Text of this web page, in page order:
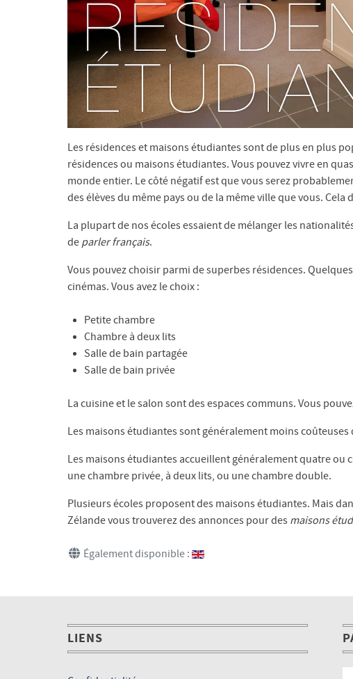
Les résidences et maisons étudiantes sont de plus en plus
résidences ou maisons étudiantes. Vous pouvez vivre en
monde entier. Le côté négatif est que vous serez
des élèves du même pays ou de la même ville que vous.
La plupart de nos écoles essaient de mélanger les
de parler français.
Vous pouvez choisir parmi de superbes résidences.
cinémas. Vous avez le choix :
Petite chambre
Chambre à deux lits
Salle de bain partagée
Salle de bain privée
La cuisine et le salon sont des espaces communs. Vous
Les maisons étudiantes sont généralement moins
Les maisons étudiantes accueillent généralement quatre
une chambre privée, à deux lits, ou une chambre double.
Plusieurs écoles proposent des maisons étudiantes. Mais
Zélande vous trouverez des annonces pour des maisons
Également disponible :
LIENS